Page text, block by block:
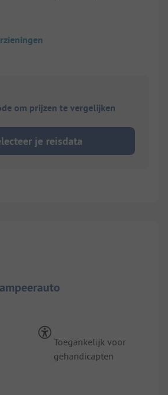
om prijzen te vergelijken
je reisdata
Toegankelijk voor
gehandicapten